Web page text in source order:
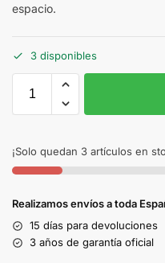
espacio.
3 disponibles
¡Solo quedan 3 artículos en
Realizamos envíos a toda
15 días para devoluciones
3 años de garantía oficial